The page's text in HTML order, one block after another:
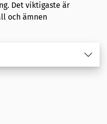
Det viktigaste är
och ämnen